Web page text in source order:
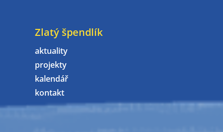
Zlatý špendlík
aktuality
projekty
kalendář
kontakt